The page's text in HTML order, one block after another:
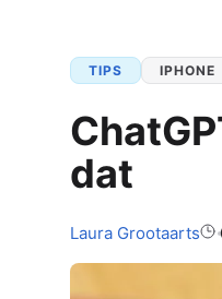
TIPS IPHONE
dat
Auteur:
Laura Grootaarts